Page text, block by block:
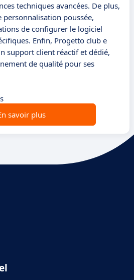
techniques avancées. De plus,
poussée,
de configurer le logiciel
Enfin, Progetto club e
support client réactif et dédié,
de qualité pour ses
savoir plus